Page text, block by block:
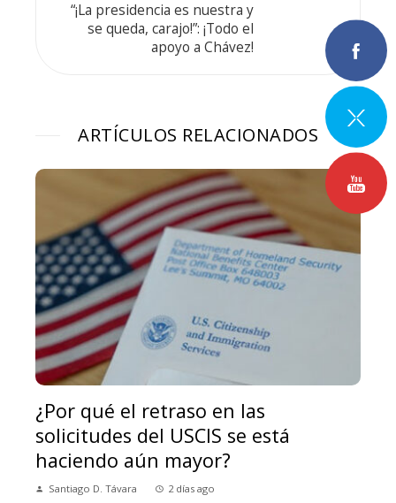
“¡La presidencia es nuestra y
se queda, carajo!”: ¡Todo el
apoyo a Chávez!
ARTÍCULOS RELACIONADOS
¿Por qué el retraso en las
solicitudes del USCIS se está
haciendo aún mayor?
Santiago D. Távara 2 días ago